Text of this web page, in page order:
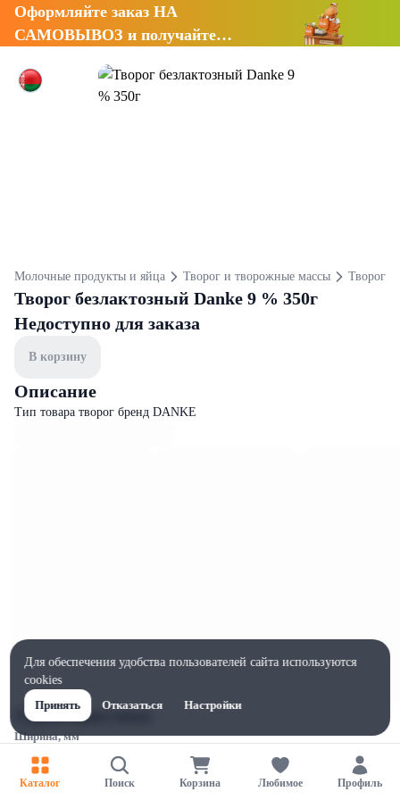
Оформляйте заказ НА
САМОВЫВОЗ и получайте
Молочные продукты и яйца Творог и творожные массы Творог
Творог безлактозный Danke 9 % 350г
Недоступно для заказа
В корзину
Описание
Тип товара творог бренд DANKE
Характеристики
Ширина, мм
112
Высота, мм
Каталог Поиск Корзина Любимое Профиль
Для обеспечения удобства пользователей сайта используются
cookies
Принять
Отказаться Настройки